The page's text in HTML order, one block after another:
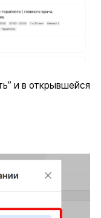
и в открывшейся